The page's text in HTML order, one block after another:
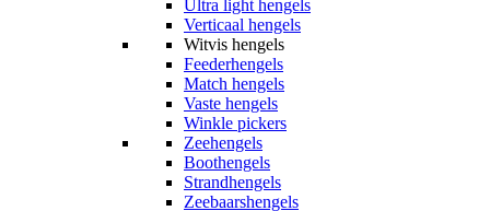
Ultra light hengels
Verticaal hengels
Witvis hengels
Feederhengels
Match hengels
Vaste hengels
Winkle pickers
Zeehengels
Boothengels
Strandhengels
Zeebaarshengels